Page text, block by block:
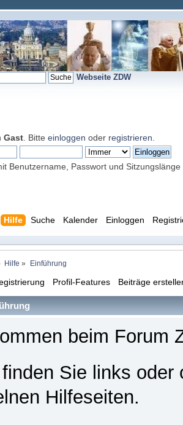
Webseite ZDW
Gast . Bitte einloggen oder registrieren
Benutzername, Passwort und Sitzungslänge
Hilfe Suche Kalender Einloggen
Hilfe » Einführung
Profil-Features Beiträge
beim Forum
Sie links
Hilfeseiten.